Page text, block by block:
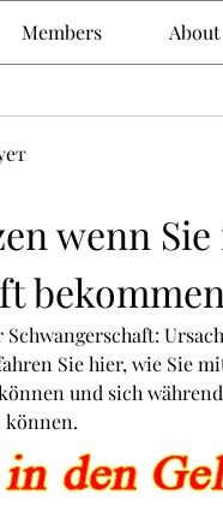
Members About
wenn
bekommen
Sie hier, wie Sie
und sich
können.